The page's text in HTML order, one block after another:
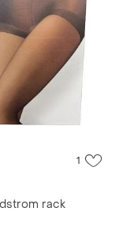
1
nordstrom rack